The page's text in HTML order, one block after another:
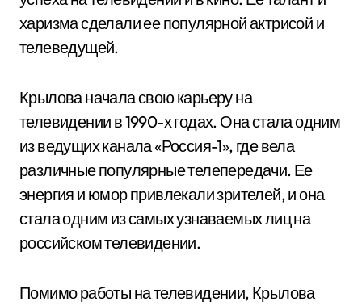
харизма сделали ее популярной актрисой и
телеведущей.
Крылова начала свою карьеру на
телевидении в 1990-х годах. Она стала одним
из ведущих канала «Россия-1», где вела
различные популярные телепередачи. Ее
энергия и юмор привлекали зрителей, и она
стала одним из самых узнаваемых лиц на
российском телевидении.
Помимо работы на телевидении, Крылова